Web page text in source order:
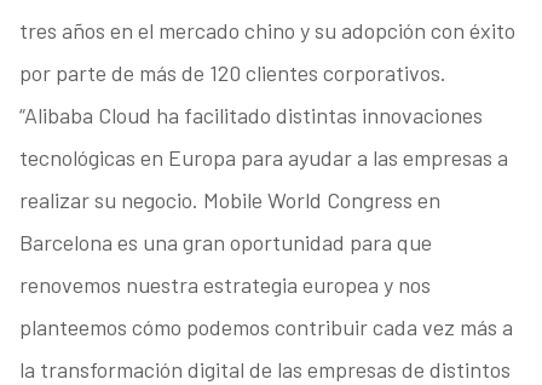
tres años en el mercado chino y su adopción con éxito
por parte de más de 120 clientes corporativos.
“Alibaba Cloud ha facilitado distintas innovaciones
tecnológicas en Europa para ayudar a las empresas a
realizar su negocio. Mobile World Congress en
Barcelona es una gran oportunidad para que
renovemos nuestra estrategia europea y nos
planteemos cómo podemos contribuir cada vez más a
la transformación digital de las empresas de distintos